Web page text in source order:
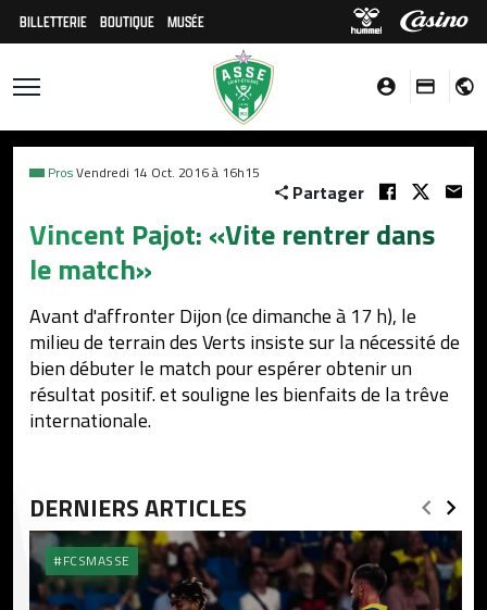
BILLETTERIE BOUTIQUE MUSÉE
ProsVendredi 14 Oct. 2016 à 16h15
Partager
Vincent Pajot: «Vite rentrer dans
le match»
Avant d'affronter Dijon (ce dimanche à 17 h), le
milieu de terrain des Verts insiste sur la nécessité de
bien débuter le match pour espérer obtenir un
résultat positif. et souligne les bienfaits de la trêve
internationale.
DERNIERS ARTICLES
#FCSMASSE